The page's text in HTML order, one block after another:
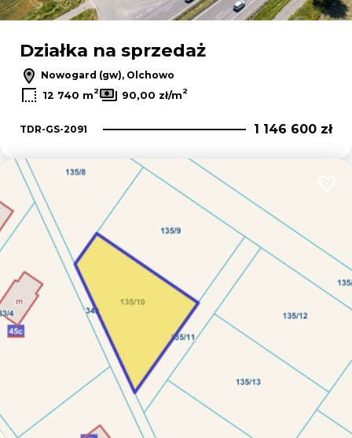
Działka na sprzedaż
Nowogard (gw), Olchowo
12 740 m2 90,00 zł/m2
TDR-GS-2091 1 146 600 zł